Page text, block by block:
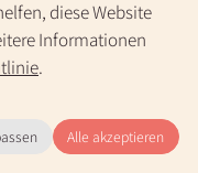
31196966(kostenlos)
diese Website
Informationen
.
Alle akzeptieren